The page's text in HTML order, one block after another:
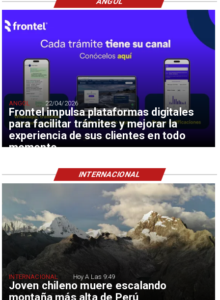
Frontel impulsa plataformas digitales
para facilitar trámites y mejorar la
experiencia de sus clientes en todo
momento
ANGOL 22/04/2026
Joven chileno muere escalando
montaña más alta de Perú
INTERNACIONAL Hoy A Las 9:49
INTERNACIONAL